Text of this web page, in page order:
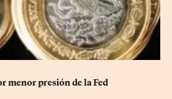
menor presión de la Fed